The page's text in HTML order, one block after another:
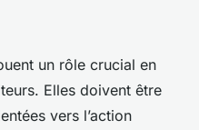
un rôle crucial en
Elles doivent être
vers l’action